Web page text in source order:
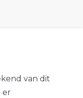
van dit
er